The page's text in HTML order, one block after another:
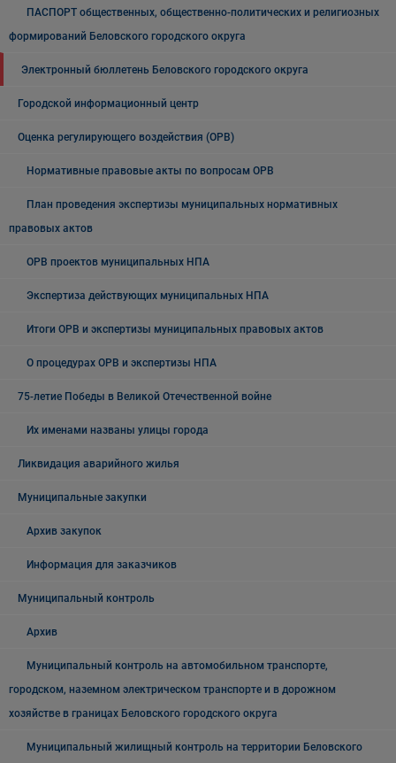
ПАСПОРТ общественных, общественно-политических и религиозных
формирований Беловского городского округа
Электронный бюллетень Беловского городского округа
Городской информационный центр
Оценка регулирующего воздействия (ОРВ)
Нормативные правовые акты по вопросам ОРВ
План проведения экспертизы муниципальных нормативных
правовых актов
ОРВ проектов муниципальных НПА
Экспертиза действующих муниципальных НПА
Итоги ОРВ и экспертизы муниципальных правовых актов
О процедурах ОРВ и экспертизы НПА
75-летие Победы в Великой Отечественной войне
Их именами названы улицы города
Ликвидация аварийного жилья
Муниципальные закупки
Архив закупок
Информация для заказчиков
Муниципальный контроль
Архив
Муниципальный контроль на автомобильном транспорте,
городском, наземном электрическом транспорте и в дорожном
хозяйстве в границах Беловского городского округа
Муниципальный жилищный контроль на территории Беловского